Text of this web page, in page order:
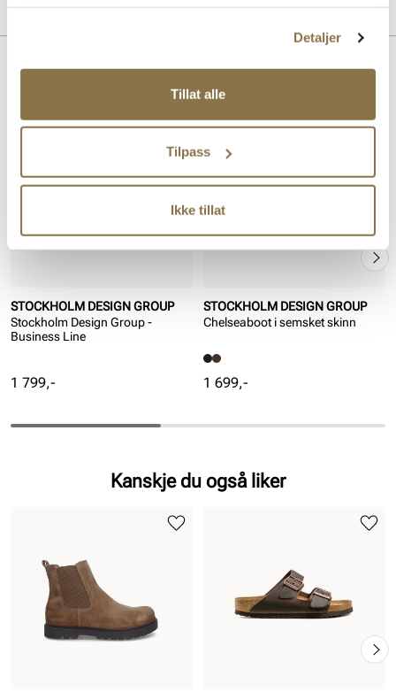
Detaljer
Tillat alle
Tilpass
Ikke tillat
Merke
STOCKHOLM DESIGN GROUP
Stockholm Design Group -
Business Line
Pris
1 799,-
STOCKHOLM DESIGN GROUP
Chelseaboot i semsket skinn
Pris
1 699,-
Kanskje du også liker